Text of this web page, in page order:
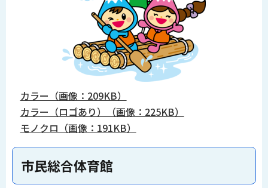
カラー（画像：209KB）
カラー（ロゴあり）（画像：225KB）
モノクロ（画像：191KB）
市民総合体育館